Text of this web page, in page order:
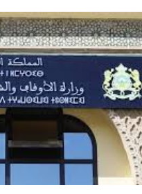
مختلف فروعها بالقارة، من
على الاهتمام بالإرث
مسابقات للحديث
والفهم. فروع
الأفارقة بجمهورية